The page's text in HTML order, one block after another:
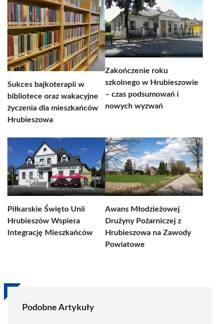
Sukces bajkoterapii w
bibliotece oraz wakacyjne
życzenia dla mieszkańców
Hrubieszowa
Zakończenie roku
szkolnego w Hrubieszowie
– czas podsumowań i
nowych wyzwań
Piłkarskie Święto Unii
Hrubieszów Wspiera
Integrację Mieszkańców
Awans Młodzieżowej
Drużyny Pożarniczej z
Hrubieszowa na Zawody
Powiatowe
Podobne Artykuły